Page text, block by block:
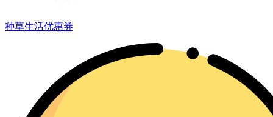
种草生活优惠券